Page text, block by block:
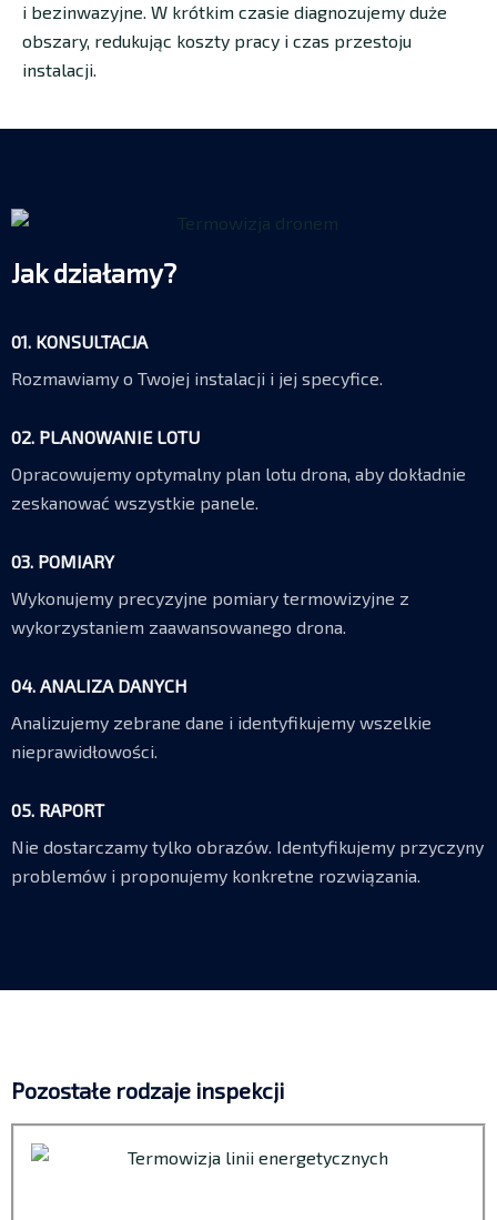
i bezinwazyjne. W krótkim czasie diagnozujemy duże
obszary, redukując koszty pracy i czas przestoju
instalacji.
Jak działamy?
01. KONSULTACJA
Rozmawiamy o Twojej instalacji i jej specyfice.
02. PLANOWANIE LOTU
Opracowujemy optymalny plan lotu drona, aby dokładnie
zeskanować wszystkie panele.
03. POMIARY
Wykonujemy precyzyjne pomiary termowizyjne z
wykorzystaniem zaawansowanego drona.
04. ANALIZA DANYCH
Analizujemy zebrane dane i identyfikujemy wszelkie
nieprawidłowości.
05. RAPORT
Nie dostarczamy tylko obrazów. Identyfikujemy przyczyny
problemów i proponujemy konkretne rozwiązania.
Pozostałe rodzaje inspekcji